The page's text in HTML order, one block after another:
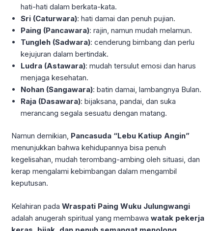
hati-hati dalam berkata-kata.
Sri (Caturwara): hati damai dan penuh pujian.
Paing (Pancawara): rajin, namun mudah melamun.
Tungleh (Sadwara): cenderung bimbang dan perlu
kejujuran dalam bertindak.
Ludra (Astawara): mudah tersulut emosi dan harus
menjaga kesehatan.
Nohan (Sangawara): batin damai, lambangnya Bulan.
Raja (Dasawara): bijaksana, pandai, dan suka
merancang segala sesuatu dengan matang.
Namun demikian, Pancasuda “Lebu Katiup Angin”
menunjukkan bahwa kehidupannya bisa penuh
kegelisahan, mudah terombang-ambing oleh situasi, dan
kerap mengalami kebimbangan dalam mengambil
keputusan.
Kelahiran pada Wraspati Paing Wuku Julungwangi
adalah anugerah spiritual yang membawa watak pekerja